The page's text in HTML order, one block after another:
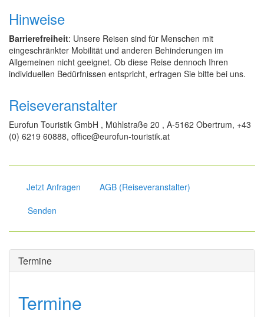
Hinweise
Barrierefreiheit: Unsere Reisen sind für Menschen mit
eingeschränkter Mobilität und anderen Behinderungen im
Allgemeinen nicht geeignet. Ob diese Reise dennoch Ihren
individuellen Bedürfnissen entspricht, erfragen Sie bitte bei uns.
Reiseveranstalter
Eurofun Touristik GmbH , Mühlstraße 20 , A-5162 Obertrum, +43
(0) 6219 60888, office@eurofun-touristik.at
Jetzt Anfragen
AGB (Reiseveranstalter)
Senden
Termine
Termine